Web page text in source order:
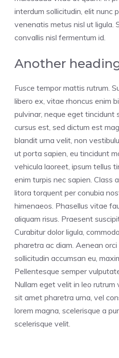
interdum sollicitudin, elit nunc
venenatis metus nisl ut ligula.
convallis nisl fermentum id.
Another
Fusce tempor mattis rutrum.
libero ex, vitae rhoncus enim
pulvinar, neque eget tincidunt
cursus est, sed dictum est
blandit urna velit, non
ut porta sapien, eu tincidunt
vehicula laoreet, ipsum tellus
enim turpis nec sapien. Class
litora torquent per conubia
himenaeos. Phasellus vitae
aliquam risus. Praesent
Curabitur dolor ligula,
pharetra ac diam. Aenean
sollicitudin accumsan eu,
Pellentesque semper
Nullam eget velit in leo rutrum
sit amet pharetra urna, vel
lorem magna, scelerisque a
scelerisque velit.